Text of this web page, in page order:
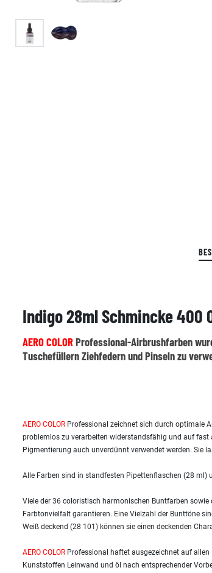
Indigo 28ml Schmincke 400
AERO COLORProfessional-Airbrushfarben
Tuschefüllern Ziehfedern und Pinseln zu
AERO COLOR Professional zeichnet sich durch optimale
problemlos zu verarbeiten widerstandsfähig und auf
Pigmentierung auch unverdünnt verwendet werden. Sie
Alle Farben sind in standfesten Pipettenflaschen (28 ml)
Viele der 36 coloristisch harmonischen Buntfarben
Farbtonvielfalt garantieren. Eine Vielzahl der Bunttöne
Weiß deckend (28 101) können sie einen deckenden
AERO COLOR Professional haftet ausgezeichnet auf
Kunststoffen Leinwand und öl nach entsprechender